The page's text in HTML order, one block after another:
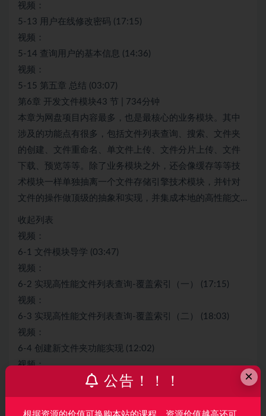
视频：
5-13 用户在线修改密码 (17:15)
视频：
5-14 查询用户的基本信息 (14:36)
视频：
5-15 第五章 总结 (03:07)
第6章 开发文件模块43 节 | 734分钟
本章为网盘项目内容最多，也是最核心的业务模块。其中
涉及的功能点有很多，包括文件列表查询、搜索、文件夹
的创建、文件重命名、单文件上传、文件分片上传、文件
下载、预览等等。除了业务模块之外，还会像缓存等等技
术模块一样单独抽离一个文件存储引擎技术模块，并针对
文件的操作做顶级的抽象和实现，并集成本地的高性能文…
收起列表
视频：
6-1 文件模块导学 (03:47)
视频：
6-2 实现高性能文件列表查询-覆盖索引（一） (17:15)
视频：
6-3 实现高性能文件列表查询-覆盖索引（二） (18:03)
视频：
6-4 创建新文件夹功能实现 (12:02)
视频：
6-5 支持文件重命名 (24:11)
视频：
6-6 文件放入回收站并发布事件 (29:10)
×
公告！！！